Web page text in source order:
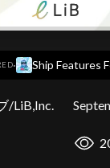
· Ship Features
/LiB,Inc.